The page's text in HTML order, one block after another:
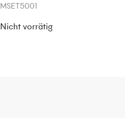
MSET5001
Nicht vorrätig